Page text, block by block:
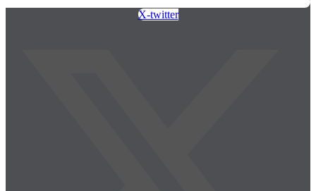
X-twitter